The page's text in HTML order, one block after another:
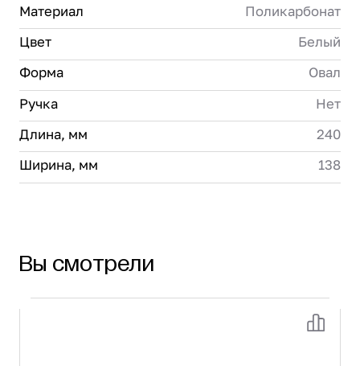
Материал
Поликарбонат
Цвет
Белый
Форма
Овал
Ручка
Нет
Длина, мм
240
Ширина, мм
138
Вы смотрели